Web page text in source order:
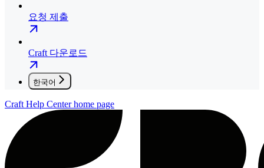
요청 제출
Craft 다운로드
한국어
Craft Help Centerhome page